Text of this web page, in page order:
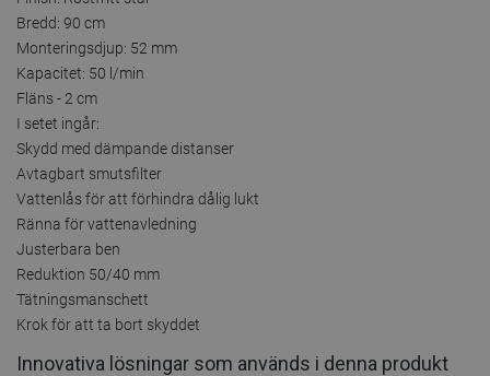
Bredd: 90 cm
Monteringsdjup: 52 mm
Kapacitet: 50 l/min
Fläns - 2 cm
I setet ingår:
Skydd med dämpande distanser
Avtagbart smutsfilter
Vattenlås för att förhindra dålig lukt
Ränna för vattenavledning
Justerbara ben
Reduktion 50/40 mm
Tätningsmanschett
Krok för att ta bort skyddet
Innovativa lösningar som används i denna produkt